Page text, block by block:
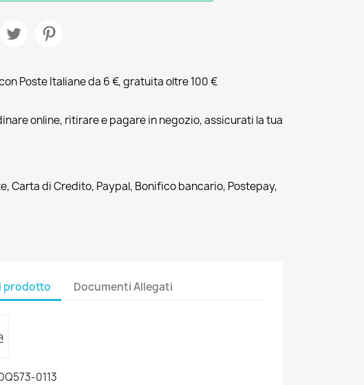
Poste Italiane da 6 €, gratuita oltre 100 €
online, ritirare e pagare in negozio, assicurati la tua
Carta di Credito, Paypal, Bonifico bancario, Postepay,
prodotto Documenti Allegati
0113